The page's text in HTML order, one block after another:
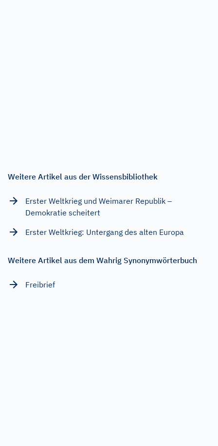
Weitere Artikel aus der Wissensbibliothek
Erster Weltkrieg und Weimarer Republik –
Demokratie scheitert
Erster Weltkrieg: Untergang des alten Europa
Weitere Artikel aus dem Wahrig Synonymwörterbuch
Freibrief